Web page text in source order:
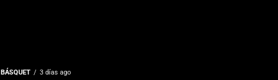
BÁSQUET 3 días ago